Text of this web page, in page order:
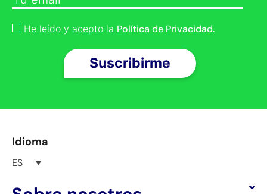
He leído y acepto la Política de Privacidad.
Idioma
ES